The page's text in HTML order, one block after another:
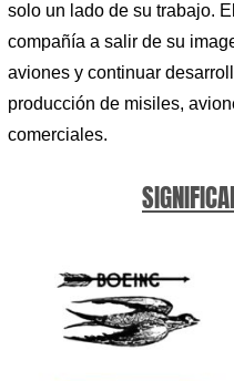
solo un lado de su trabajo.
compañía a salir de su
aviones y continuar
producción de misiles,
comerciales.